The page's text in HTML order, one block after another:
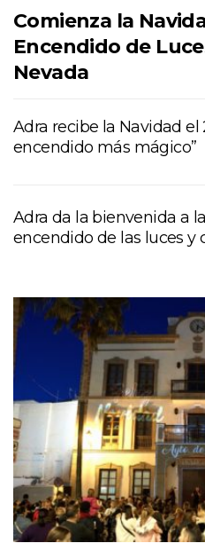
Comienza la
Encendido de
Nevada
Adra recibe la Navidad el
encendido más mágico”
Adra da la bienvenida a
encendido de las luces y